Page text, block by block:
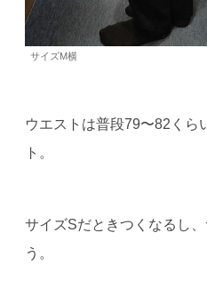
サイズM横
ウエストは普段79〜82くら
ト。
サイズSだときつくなるし
う。